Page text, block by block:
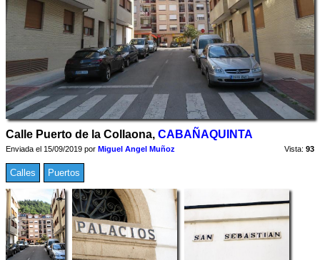
Calle Puerto de la Collaona, CABAÑAQUINTA
Enviada el 15/09/2019 por Miguel Angel Muñoz Vista: 93
Calles Puertos